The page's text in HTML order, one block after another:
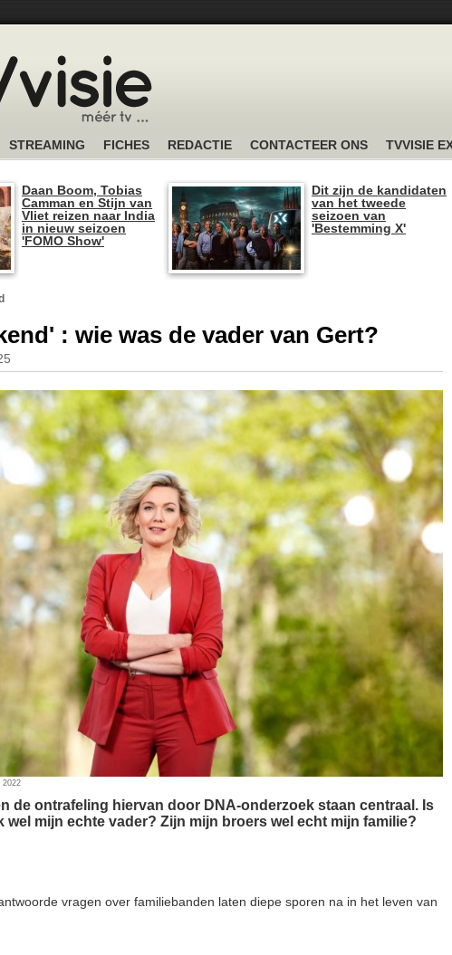
STREAMING FICHES REDACTIE CONTACTEER ONS TVVISIE
Daan Boom, Tobias
Camman en Stijn van
Vliet reizen naar India
in nieuw seizoen
'FOMO Show'
Dit zijn de kandidaten
van het tweede
seizoen van
'Bestemming X'
: wie was de vader van Gert?
2022
de ontrafeling hiervan door DNA-onderzoek staan centraal. Is
wel mijn echte vader? Zijn mijn broers wel echt mijn familie?
vragen over familiebanden laten diepe sporen na in het leven van